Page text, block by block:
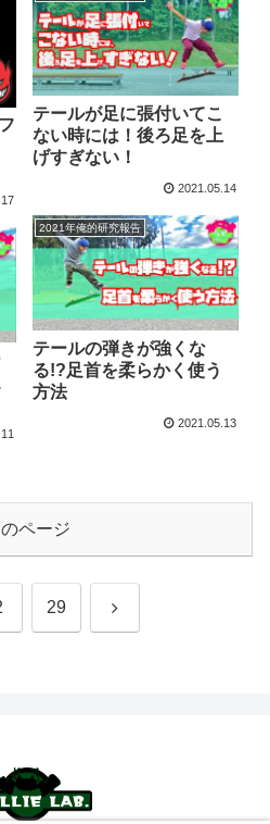
テールが足に張付いてこ
ない時には！後ろ足を上
げすぎない！
2021.05.14
2021年俺的研究報告
テールの弾きが強くな
る!?足首を柔らかく使う
方法
2021.05.13
ページ
29 次